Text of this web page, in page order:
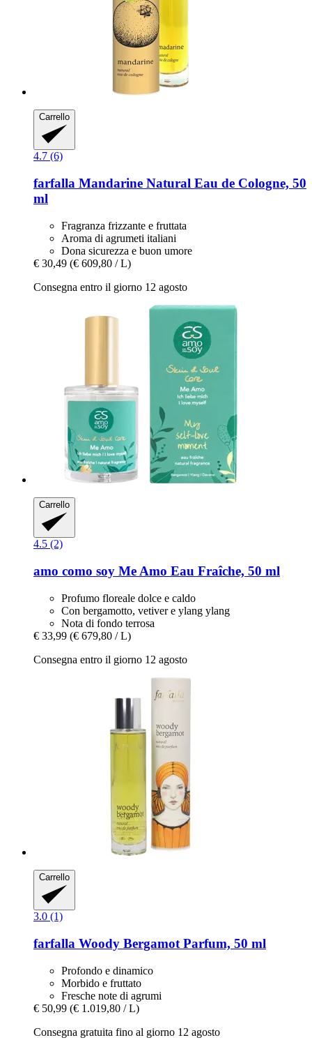
Carrello
4.7 (6)
farfalla Mandarine Natural Eau de Cologne, 50
ml
Fragranza frizzante e fruttata
Aroma di agrumeti italiani
Dona sicurezza e buon umore
€ 30,49 (€ 609,80 / L)
Consegna entro il giorno 12 agosto
Carrello
4.5 (2)
amo como soy Me Amo Eau Fraîche, 50 ml
Profumo floreale dolce e caldo
Con bergamotto, vetiver e ylang ylang
Nota di fondo terrosa
€ 33,99 (€ 679,80 / L)
Consegna entro il giorno 12 agosto
Carrello
3.0 (1)
farfalla Woody Bergamot Parfum, 50 ml
Profondo e dinamico
Morbido e fruttato
Fresche note di agrumi
€ 50,99 (€ 1.019,80 / L)
Consegna gratuita fino al giorno 12 agosto